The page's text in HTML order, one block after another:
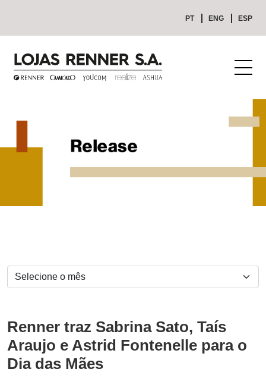
PT ENG ESP
Renner traz Sabrina Sato, Taís
Araujo e Astrid Fontenelle para o
Dia das Mães